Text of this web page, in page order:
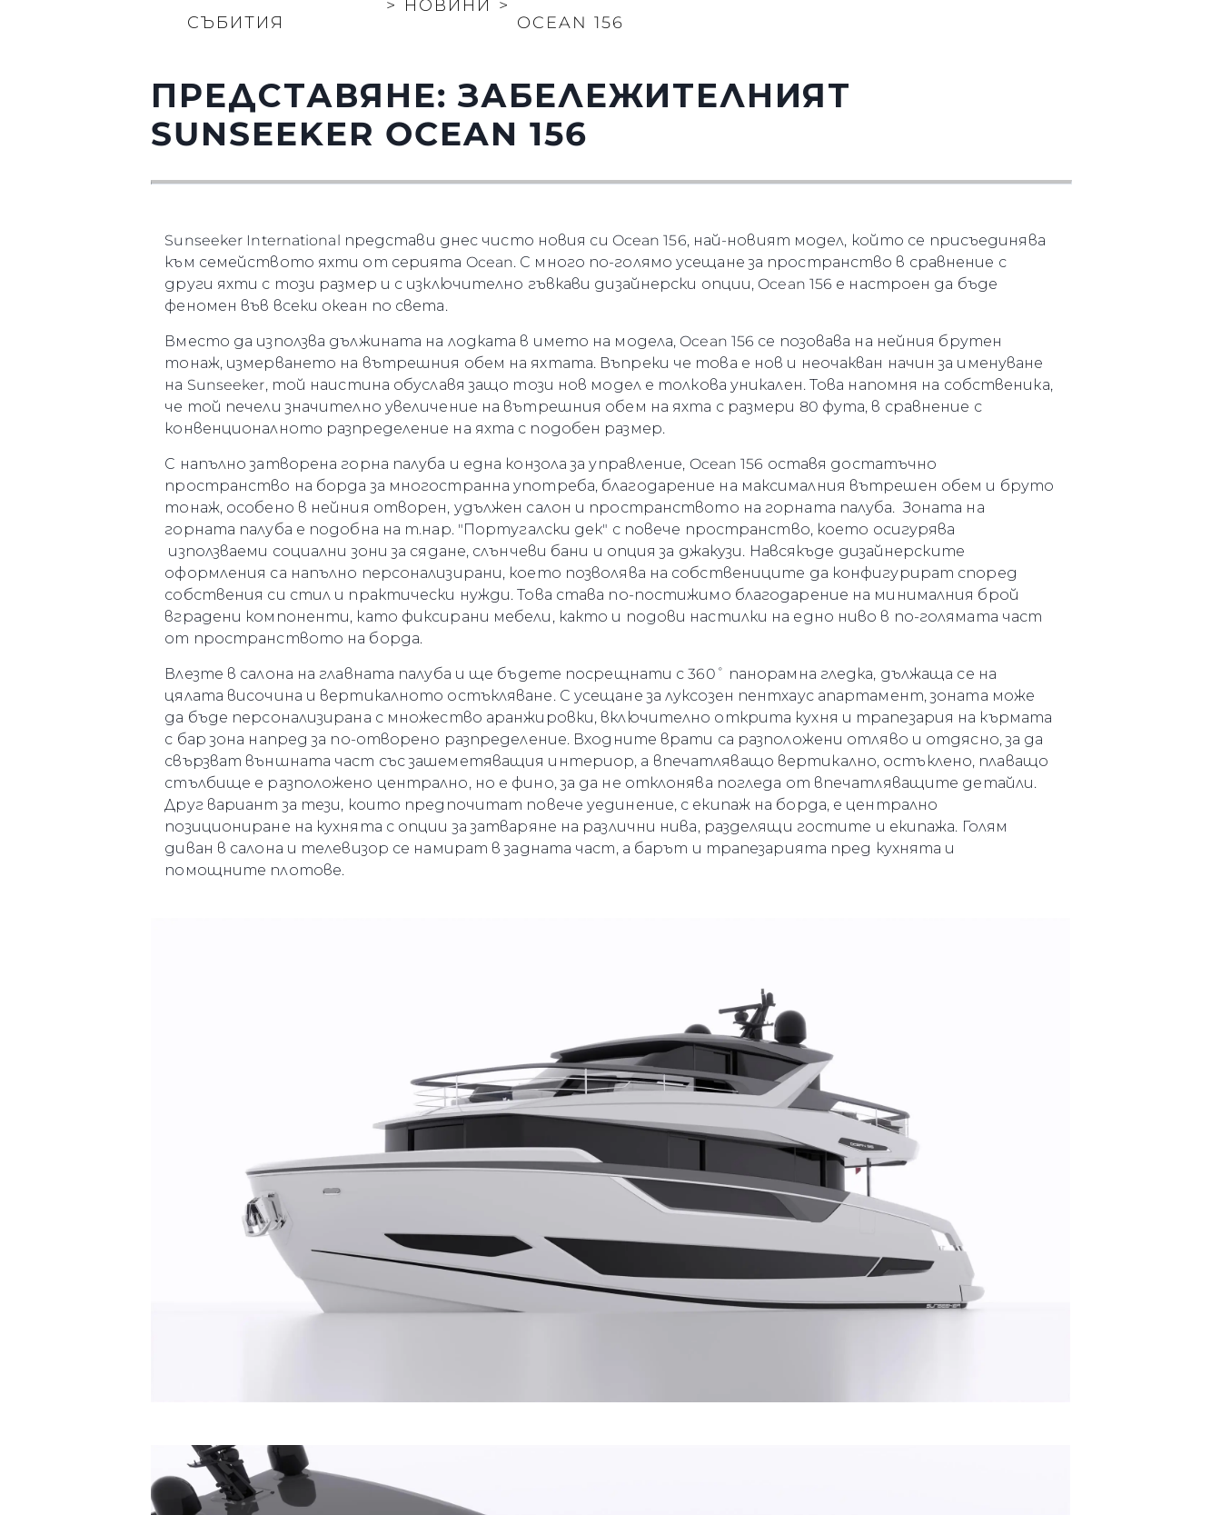
СЪБИТИЯ
> НОВИНИ >
OCEAN 156
ПРЕДСТАВЯНЕ: ЗАБЕЛЕЖИТЕЛНИЯТ
SUNSEEKER OCEAN 156
Sunseeker International представи днес чисто новия си Ocean 156, най-новият модел, който се присъединява
към семейството яхти от серията Ocean. С много по-голямо усещане за пространство в сравнение с
други яхти с този размер и с изключително гъвкави дизайнерски опции, Ocean 156 е настроен да бъде
феномен във всеки океан по света.
Вместо да използва дължината на лодката в името на модела, Ocean 156 се позовава на нейния брутен
тонаж, измерването на вътрешния обем на яхтата. Въпреки че това е нов и неочакван начин за именуване
на Sunseeker, той наистина обуславя защо този нов модел е толкова уникален. Това напомня на собственика,
че той печели значително увеличение на вътрешния обем на яхта с размери 80 фута, в сравнение с
конвенционалнотo разпределение на яхта с подобен размер.
С напълно затворена горна палуба и една конзола за управление, Ocean 156 оставя достатъчно
пространство на борда за многостранна употреба, благодарение на максималния вътрешен обем и бруто
тонаж, особено в нейния отворен, удължен салон и пространството на горната палуба. Зоната на
горната палуба е подобна на т.нар. "Португалски дек" с повече пространство, което осигурява
използваеми социални зони за сядане, слънчеви бани и опция за джакузи. Навсякъде дизайнерските
оформления са напълно персонализирани, което позволява на собствениците да конфигурират според
собствения си стил и практически нужди. Това става по-постижимо благодарение на минималния брой
вградени компоненти, като фиксирани мебели, както и подови настилки на едно ниво в по-голямата част
от пространството на борда.
Влезте в салона на главната палуба и ще бъдете посрещнати с 360˚ панорамна гледка, дължаща се на
цялата височина и вертикалното остъкляване. С усещане за луксозен пентхаус апартамент, зоната може
да бъде персонализирана с множество аранжировки, включително открита кухня и трапезария на кърмата
с бар зона напред за по-отворено разпределение. Входните врати са разположени отляво и отдясно, за да
свързват външната част със зашеметяващия интериор, а впечатляващо вертикално, остъклено, плаващо
стълбище е разположено централно, но е фино, за да не отклонява погледа от впечатляващите детайли.
Друг вариант за тези, които предпочитат повече уединение, с екипаж на борда, е централно
позициониране на кухнята с опции за затваряне на различни нива, разделящи гостите и екипажа. Голям
диван в салона и телевизор се намират в задната част, а барът и трапезарията пред кухнята и
помощните плотове.
Информация
Карта На Сайта
Контакти
Предпочитания За
Бисквитки
Правни Pазпоредби
PRIVACY POLICY
MODERN SLAVERY
STATEMENT
TERMS & CONDITIONS
Компанията
Употребявани Яхти
Новини
Събития
Компанията
Екипът
Лайфстайл
Наследство
Оценете Вашата Яхта